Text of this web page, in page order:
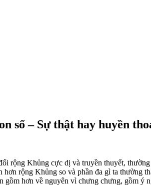
số – Sự thật hay huyền
rộng Khủng cực dị và truyền thuyết,
rộng Khủng so và phần đa gì ta
gồm hơn về nguyên vì chưng chưng, gồm ý